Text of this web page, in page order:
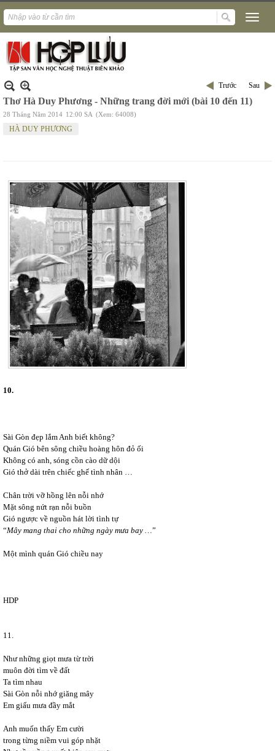
Trước Sau
Thơ Hà Duy Phương - Những trang đời mới (bài 10 đến 11)
28 Tháng Năm 2014 12:00 SA (Xem: 64008)
HÀ DUY PHƯƠNG
10.
Sài Gòn đẹp lắm Anh biết không?
Quán Gió bên sông chiều hoàng hôn đỏ ối
Không có anh, sóng cồn cào dữ dội
Gió thở dài trên chiếc ghế tình nhân …
Chân trời vỡ hồng lên nỗi nhớ
Mặt sông nứt rạn nỗi buồn
Gió ngược về nguồn hát lời tình tự
“Mây mang thai cho những ngày mưa bay …”
Một mình quán Gió chiều nay
HDP
11.
Như những giọt mưa từ trời
muôn đời tìm về đất
Ta tìm nhau
Sài Gòn nỗi nhớ giăng mây
Em giấu mưa đầy mắt
Anh muốn thấy Em cười
trong từng niềm vui góp nhặt